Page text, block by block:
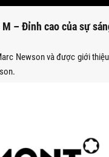
– Đỉnh cao của sự
Newson và được giới